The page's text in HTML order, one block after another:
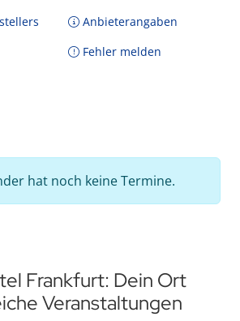
Anbieterangaben
Fehler melden
hat noch keine Termine.
Frankfurt: Dein Ort
Veranstaltungen